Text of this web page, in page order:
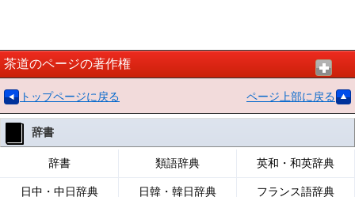
茶道のページの著作権
トップページに戻る ページ上部に戻る
辞書
辞書 類語辞典 英和・和英辞典
日中・中日辞典 日韓・韓日辞典 フランス語辞典